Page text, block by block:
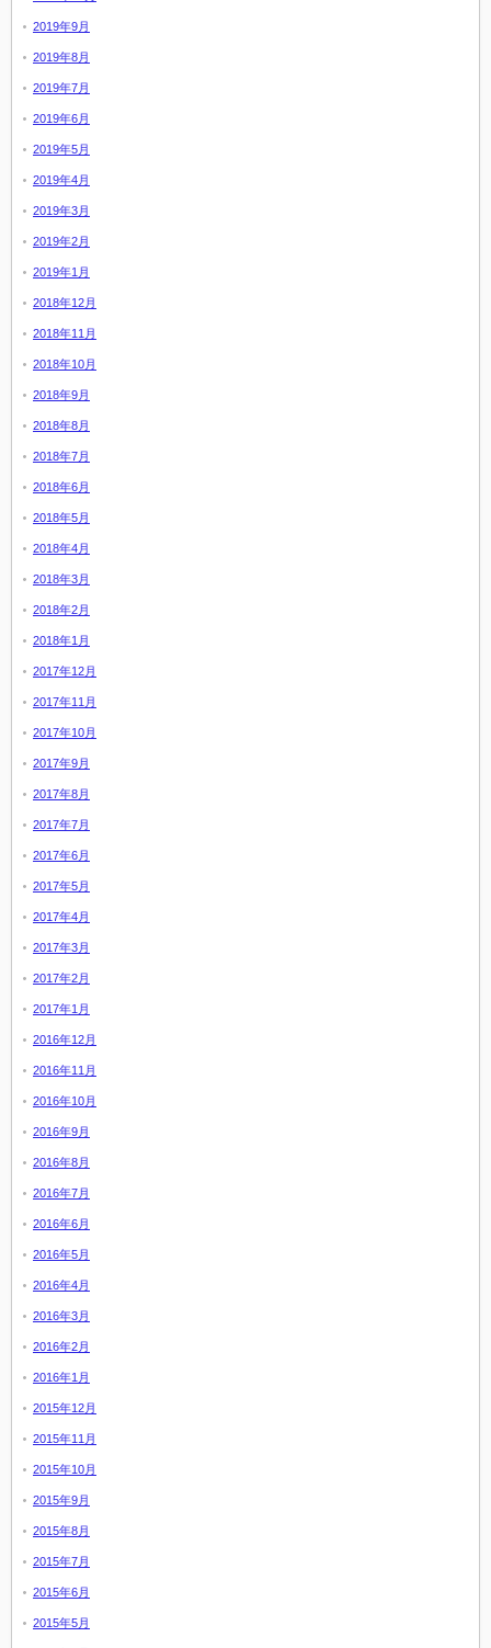
2019年9月
2019年8月
2019年7月
2019年6月
2019年5月
2019年4月
2019年3月
2019年2月
2019年1月
2018年12月
2018年11月
2018年10月
2018年9月
2018年8月
2018年7月
2018年6月
2018年5月
2018年4月
2018年3月
2018年2月
2018年1月
2017年12月
2017年11月
2017年10月
2017年9月
2017年8月
2017年7月
2017年6月
2017年5月
2017年4月
2017年3月
2017年2月
2017年1月
2016年12月
2016年11月
2016年10月
2016年9月
2016年8月
2016年7月
2016年6月
2016年5月
2016年4月
2016年3月
2016年2月
2016年1月
2015年12月
2015年11月
2015年10月
2015年9月
2015年8月
2015年7月
2015年6月
2015年5月